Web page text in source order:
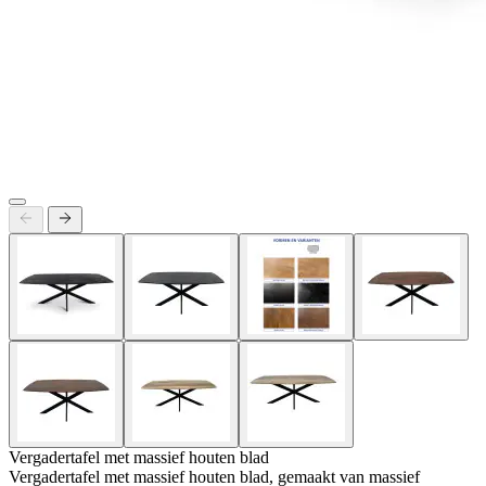
Vergadertafel met massief houten blad
Vergadertafel met massief houten blad, gemaakt van massief